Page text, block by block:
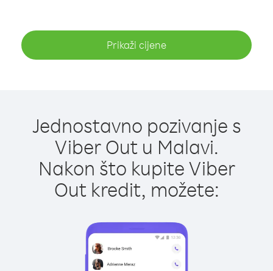
Prikaži cijene
Jednostavno pozivanje s
Viber Out u Malavi.
Nakon što kupite Viber
Out kredit, možete: